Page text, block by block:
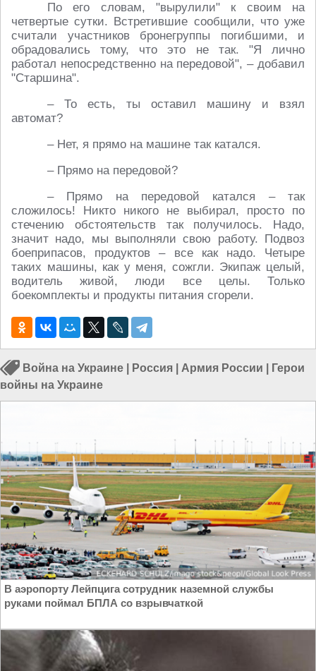
По его словам, "вырулили" к своим на
четвертые сутки. Встретившие сообщили, что уже
считали участников бронегруппы погибшими, и
обрадовались тому, что это не так. "Я лично
работал непосредственно на передовой", – добавил
"Старшина".
– То есть, ты оставил машину и взял
автомат?
– Нет, я прямо на машине так катался.
– Прямо на передовой?
– Прямо на передовой катался – так
сложилось! Никто никого не выбирал, просто по
стечению обстоятельств так получилось. Надо,
значит надо, мы выполняли свою работу. Подвоз
боеприпасов, продуктов – все как надо. Четыре
таких машины, как у меня, сожгли. Экипаж целый,
водитель живой, люди все целы. Только
боекомплекты и продукты питания сгорели.
Война на Украине Россия Армия России
Герои
войны на Украине
В аэропорту Лейпцига сотрудник наземной службы
руками поймал БПЛА со взрывчаткой